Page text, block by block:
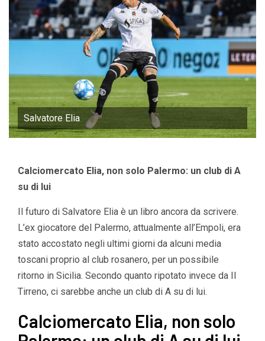
Salvatore Elia
Calciomercato Elia, non solo Palermo: un club di A
su di lui
Il futuro di Salvatore Elia è un libro ancora da scrivere.
L’ex giocatore del Palermo, attualmente all’Empoli, era
stato accostato negli ultimi giorni da alcuni media
toscani proprio al club rosanero, per un possibile
ritorno in Sicilia. Secondo quanto ripotato invece da Il
Tirreno, ci sarebbe anche un club di A su di lui.
Calciomercato Elia, non solo